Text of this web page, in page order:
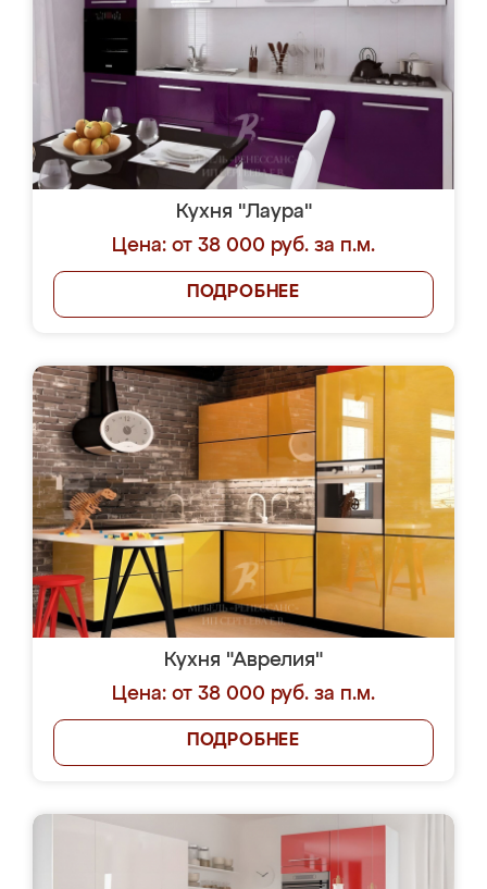
Кухня "Лаура"
Цена: от 38 000 руб. за п.м.
ПОДРОБНЕЕ
Кухня "Аврелия"
Цена: от 38 000 руб. за п.м.
ПОДРОБНЕЕ